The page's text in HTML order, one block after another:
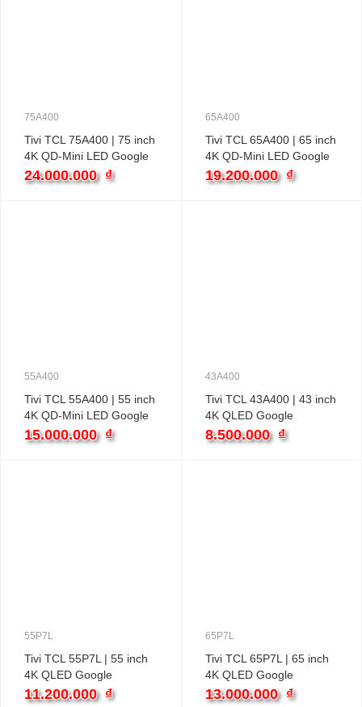
75A400
Tivi TCL 75A400 | 75 inch
4K QD-Mini LED Google
24.000.000 ₫
65A400
Tivi TCL 65A400 | 65 inch
4K QD-Mini LED Google
19.200.000 ₫
55A400
Tivi TCL 55A400 | 55 inch
4K QD-Mini LED Google
15.000.000 ₫
43A400
Tivi TCL 43A400 | 43 inch
4K QLED Google
8.500.000 ₫
55P7L
Tivi TCL 55P7L | 55 inch
4K QLED Google
11.200.000 ₫
65P7L
Tivi TCL 65P7L | 65 inch
4K QLED Google
13.000.000 ₫